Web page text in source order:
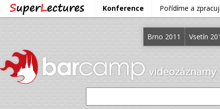
Konference Pořídíme a
Brno 2011 Vsetín